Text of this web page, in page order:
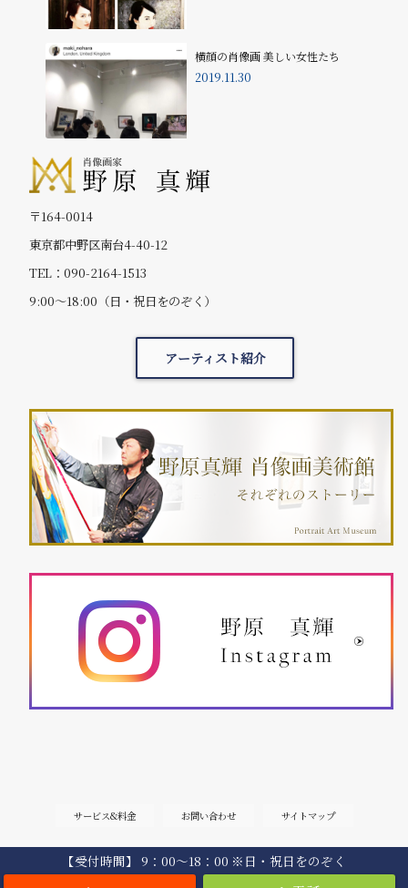
【受付時間】 9：00〜18：00 ※日・祝日をのぞく
横顔の肖像画 美しい女性たち
2019.11.30
〒164-0014
東京都中野区南台4-40-12
TEL：090-2164-1513
9:00～18:00（日・祝日をのぞく）
アーティスト紹介
サービス&料金 お問い合わせ サイトマップ